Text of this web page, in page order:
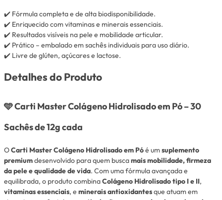
✔️ Fórmula completa e de alta biodisponibilidade.
✔️ Enriquecido com vitaminas e minerais essenciais.
✔️ Resultados visíveis na pele e mobilidade articular.
✔️ Prático – embalado em sachês individuais para uso diário.
✔️ Livre de glúten, açúcares e lactose.
Detalhes do Produto
🩵Carti Master Colágeno Hidrolisado em Pó – 30
Sachês de 12g cada
OCarti Master Colágeno Hidrolisado em Póé umsuplemento
premiumdesenvolvido para quem buscamais mobilidade, firmeza
da pele e qualidade de vida. Com uma fórmula avançada e
equilibrada, o produto combinaColágeno Hidrolisado tipo I e II,
vitaminas essenciais, e minerais antioxidantesque atuam em